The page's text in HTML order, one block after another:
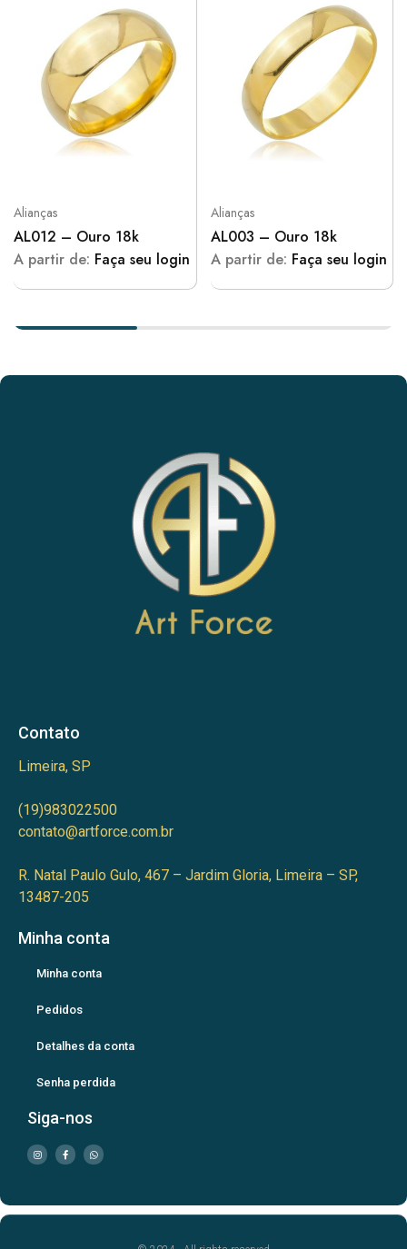
Alianças
AL012 – Ouro 18k
A partir de: Faça seu login
Alianças
AL003 – Ouro 18k
A partir de: Faça seu login
Contato
Limeira, SP
(19)983022500
contato@artforce.com.br
R. Natal Paulo Gulo, 467 – Jardim Gloria, Limeira – SP,
13487-205
Minha conta
Minha conta
Pedidos
Detalhes da conta
Senha perdida
Siga-nos